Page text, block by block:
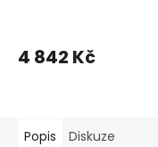
4 842 Kč
Popis Diskuze